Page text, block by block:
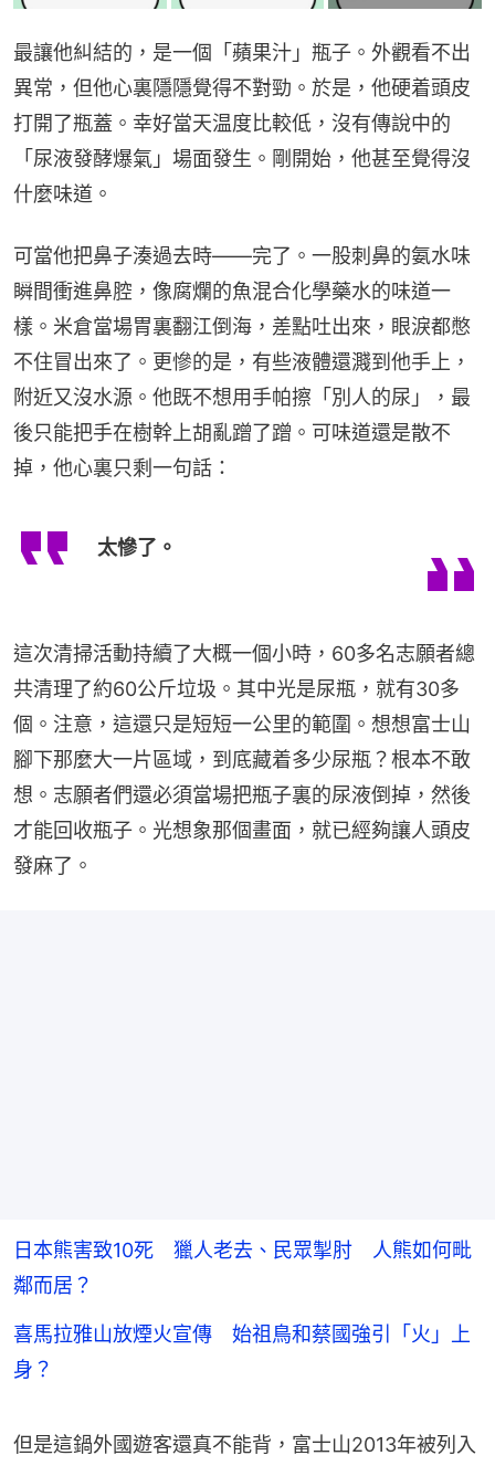
最讓他糾結的，是一個「蘋果汁」瓶子。外觀看不出
異常，但他心裏隱隱覺得不對勁。於是，他硬着頭皮
打開了瓶蓋。幸好當天温度比較低，沒有傳說中的
「尿液發酵爆氣」場面發生。剛開始，他甚至覺得沒
什麼味道。
可當他把鼻子湊過去時——完了。一股刺鼻的氨水味
瞬間衝進鼻腔，像腐爛的魚混合化學藥水的味道一
樣。米倉當場胃裏翻江倒海，差點吐出來，眼淚都憋
不住冒出來了。更慘的是，有些液體還濺到他手上，
附近又沒水源。他既不想用手帕擦「別人的尿」，最
後只能把手在樹幹上胡亂蹭了蹭。可味道還是散不
掉，他心裏只剩一句話：
太慘了。
這次清掃活動持續了大概一個小時，60多名志願者總
共清理了約60公斤垃圾。其中光是尿瓶，就有30多
個。注意，這還只是短短一公里的範圍。想想富士山
腳下那麼大一片區域，到底藏着多少尿瓶？根本不敢
想。志願者們還必須當場把瓶子裏的尿液倒掉，然後
才能回收瓶子。光想象那個畫面，就已經夠讓人頭皮
發麻了。
日本熊害致10死 獵人老去、民眾掣肘 人熊如何毗
鄰而居？
喜馬拉雅山放煙火宣傳 始祖鳥和蔡國強引「火」上
身？
但是這鍋外國遊客還真不能背，富士山2013年被列入